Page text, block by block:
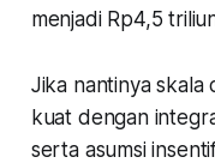
menjadi Rp4,5
Jika nantinya skala
kuat dengan
serta asumsi